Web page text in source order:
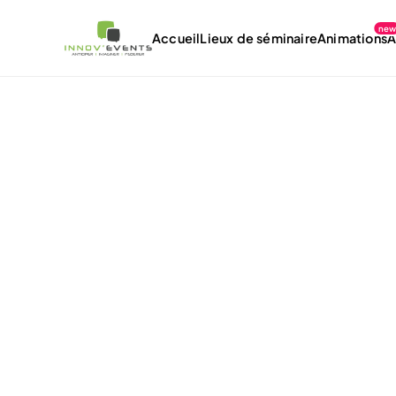
AccueilLieux de séminaireAnimations
new